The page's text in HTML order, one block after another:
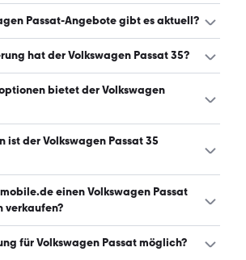
einen Volkswagen Passat 35 liegt
Passat-Angebote gibt es aktuell?
37 Volkswagen Passat bei mobile.de,
hat der Volkswagen Passat 35?
35 hat Leistungen zwischen 74
8.8.2026)
bietet der Volkswagen
35 ist mit manuellem und
erhältlich. (Stand: 8.8.2026)
ist der Volkswagen Passat 35
35 gibt es in folgenden Farben:
grau und lila. Die häufigste Farbe ist
einen Volkswagen Passat
verkaufen?
zum Verkauf an mobile.de-
für Volkswagen Passat möglich?